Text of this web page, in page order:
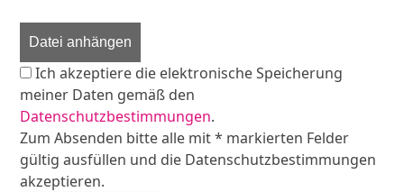
Datei anhängen
Ich akzeptiere die elektronische Speicherung
meiner Daten gemäß den
Datenschutzbestimmungen.
Zum Absenden bitte alle mit * markierten Felder
gültig ausfüllen und die Datenschutzbestimmungen
akzeptieren.